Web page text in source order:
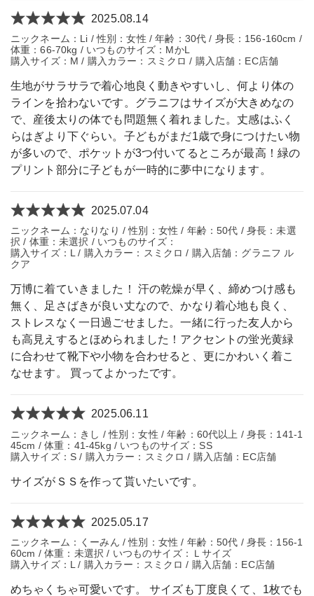
2025.08.14
ニックネーム：Li / 性別：女性 / 年齢：30代 / 身長：156-160cm /
体重：66-70kg / いつものサイズ：MかL
購入サイズ：M / 購入カラー：スミクロ / 購入店舗：EC店舗
生地がサラサラで着心地良く動きやすいし、何より体の
ラインを拾わないです。グラニフはサイズが大きめなの
で、産後太りの体でも問題無く着れました。丈感はふく
らはぎより下ぐらい。子どもがまだ1歳で身につけたい物
が多いので、ポケットが3つ付いてるところが最高！緑の
プリント部分に子どもが一時的に夢中になります。
2025.07.04
ニックネーム：なりなり / 性別：女性 / 年齢：50代 / 身長：未選
択 / 体重：未選択 / いつものサイズ：
購入サイズ：L / 購入カラー：スミクロ / 購入店舗：グラニフ ル
クア
万博に着ていきました！ 汗の乾燥が早く、締めつけ感も
無く、足さばきが良い丈なので、かなり着心地も良く、
ストレスなく一日過ごせました。一緒に行った友人から
も高見えするとほめられました！アクセントの蛍光黄緑
に合わせて靴下や小物を合わせると、更にかわいく着こ
なせます。 買ってよかったです。
2025.06.11
ニックネーム：きし / 性別：女性 / 年齢：60代以上 / 身長：141-1
45cm / 体重：41-45kg / いつものサイズ：SS
購入サイズ：S / 購入カラー：スミクロ / 購入店舗：EC店舗
サイズがＳＳを作って貰いたいです。
2025.05.17
ニックネーム：くーみん / 性別：女性 / 年齢：50代 / 身長：156-1
60cm / 体重：未選択 / いつものサイズ：Ｌサイズ
購入サイズ：L / 購入カラー：スミクロ / 購入店舗：EC店舗
めちゃくちゃ可愛いです。 サイズも丁度良くて、1枚でも